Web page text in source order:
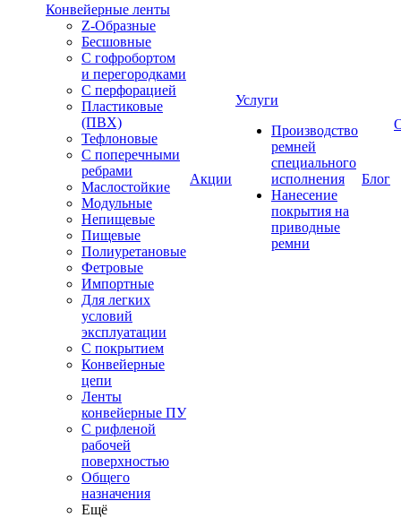
Конвейерные ленты
Z-Образные
Бесшовные
С гофробортом
и перегородками
С перфорацией
Пластиковые
(ПВХ)
Тефлоновые
С поперечными
ребрами
Маслостойкие
Модульные
Непищевые
Пищевые
Полиуретановые
Фетровые
Импортные
Для легких
условий
эксплуатации
С покрытием
Конвейерные
цепи
Ленты
конвейерные ПУ
С рифленой
рабочей
поверхностью
Общего
назначения
Ещё
Акции
Услуги
Производство
ремней
специального
исполнения
Нанесение
покрытия на
приводные
ремни
Блог